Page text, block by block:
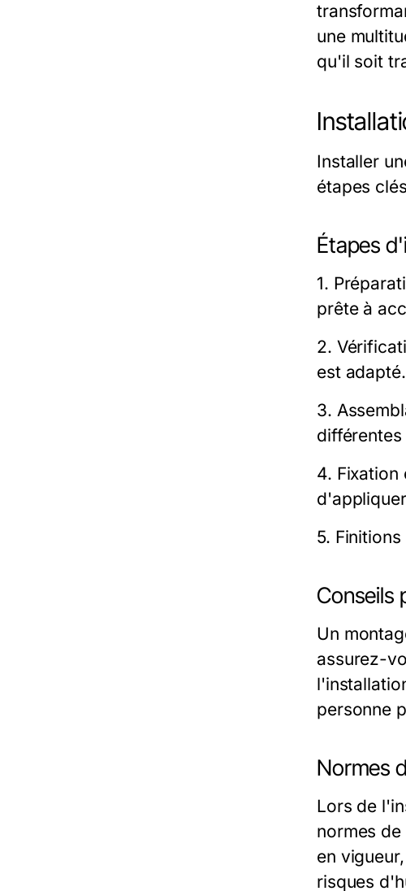
une
qu'il soit
Installer
étapes
Étapes
1.
prête à
2.
est adapté.
3.
4. Fixation
5.
Conseils
Un
assurez-
personne
Normes
Lors de
normes
en
risques